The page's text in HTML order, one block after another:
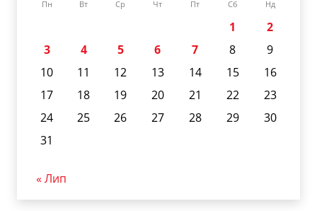
Пн Вт Ср Чт Пт Сб Нд
1
2
3
4 5 6 7 8
9
10
11 12 13 14 15
16
17
18 19 20 21 22
23
24
25 26 27 28 29
30
31
« Лип